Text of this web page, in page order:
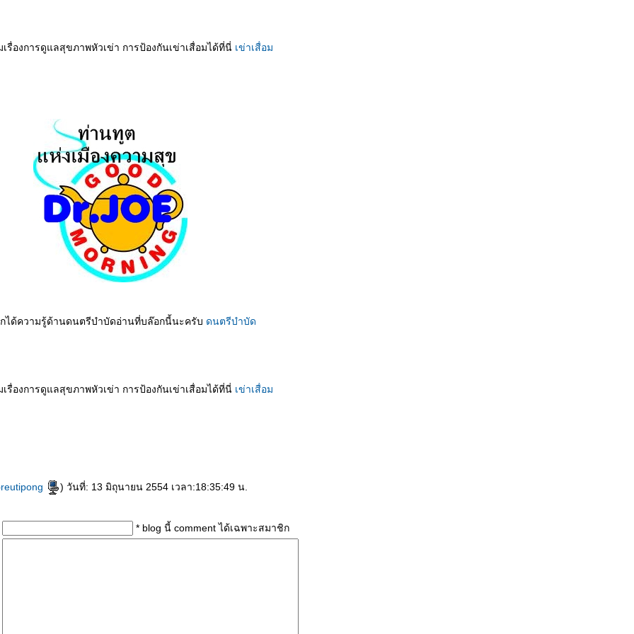
รื่องการดูแลสุขภาพหัวเข่า การป้องกันเข่าเสื่อมได้ที่นี่ เข่าเสื่อม
ได้ความรู้ด้านดนตรีบำบัดอ่านที่บล๊อกนี้นะครับ ดนตรีบำบัด
รื่องการดูแลสุขภาพหัวเข่า การป้องกันเข่าเสื่อมได้ที่นี่ เข่าเสื่อม
) วันที่: 13 มิถุนายน 2554 เวลา:18:35:49 น.
* blog นี้ comment ได้เฉพาะสมาชิก